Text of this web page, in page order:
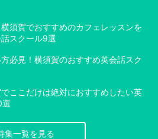
須賀でおすすめのカフェレッスンを
スクール9選
必見！横須賀のおすすめ英会話スク
でここだけは絶対におすすめしたい英
選
集一覧を見る